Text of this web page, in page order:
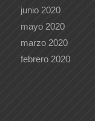
junio 2020
mayo 2020
marzo 2020
febrero 2020